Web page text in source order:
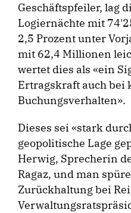
Geschäftspfeiler, lag
Logiernächte mit
2,5 Prozent unter
mit 62,4 Millionen
wertet dies als «ein
Ertragskraft auch
Buchungsverhalten».
Dieses sei «stark
geopolitische Lage
Herwig, Sprecherin
Ragaz, und man
Zurückhaltung bei